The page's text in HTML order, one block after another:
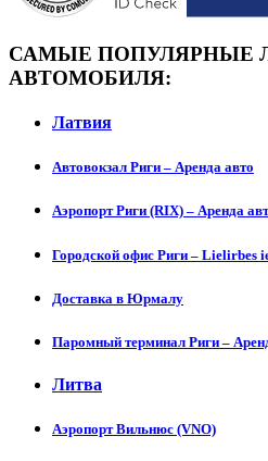
САМЫЕ ПОПУЛЯРНЫЕ
АВТОМОБИЛЯ:
Латвия
Автовокзал Риги – Аренда авто
Аэропорт Риги (RIX) – Аренда
Городской офис Риги – Lielirbes
Доставка в Юрмалу
Паромный терминал Риги –
Литва
Аэропорт Вильнюс (VNO)